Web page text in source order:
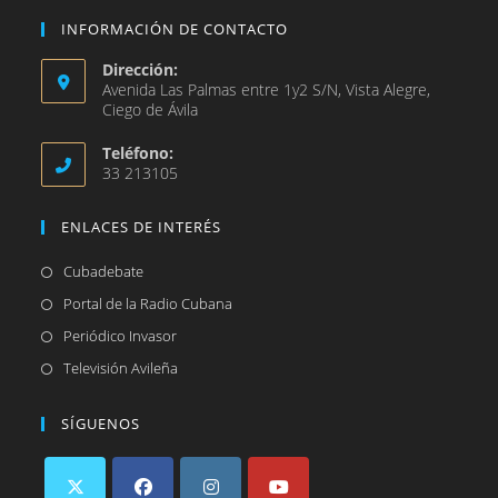
INFORMACIÓN DE CONTACTO
Dirección:
Avenida Las Palmas entre 1y2 S/N, Vista Alegre,
Ciego de Ávila
Teléfono:
33 213105
ENLACES DE INTERÉS
CubadebateSe
abre
nueva
Portal de la Radio Cubana
Periódico InvasorSe
abre
Televisión Avileña
nueva
SÍGUENOS